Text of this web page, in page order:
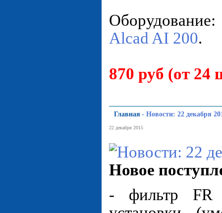
Alcad AI 200.
870 руб (от 24
Главная - Новости: 22 декабря
22 декабря 2015
Новое
- фильтр FR